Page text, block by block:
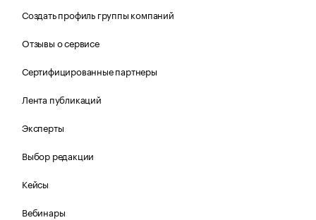
Создать профиль группы компаний
Отзывы о сервисе
Сертифицированные партнеры
Лента публикаций
Эксперты
Выбор редакции
Кейсы
Вебинары